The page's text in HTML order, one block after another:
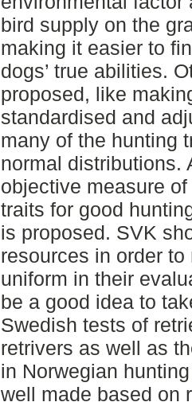
bird supply on the
making it easier to
dogs’ true abilities.
proposed, like
standardised and
many of the hunting
normal distributions.
objective measure
traits for good
is proposed. SVK
resources in order
uniform in their
be a good idea to
Swedish tests of
retrivers as well as
in Norwegian
well made based on